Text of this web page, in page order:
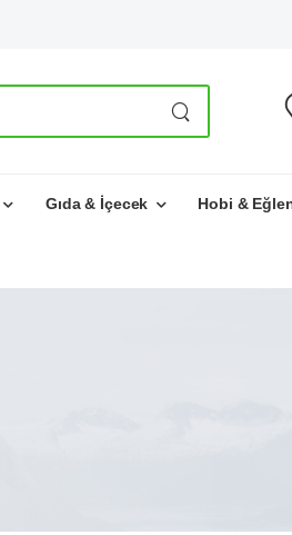
Gıda & İçecek Hobi &